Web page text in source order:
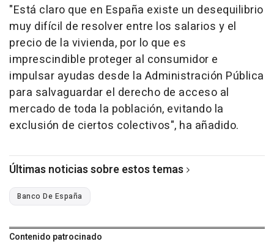
"Está claro que en España existe un desequilibrio
muy difícil de resolver entre los salarios y el
precio de la vivienda, por lo que es
imprescindible proteger al consumidor e
impulsar ayudas desde la Administración Pública
para salvaguardar el derecho de acceso al
mercado de toda la población, evitando la
exclusión de ciertos colectivos", ha añadido.
Últimas noticias sobre estos temas
Banco De España
Contenido patrocinado